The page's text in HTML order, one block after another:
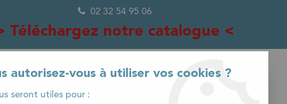
02 32 54 95 06
Téléchargez notre catalogue <
autorisez-vous à utiliser vos cookies ?
seront utiles pour :